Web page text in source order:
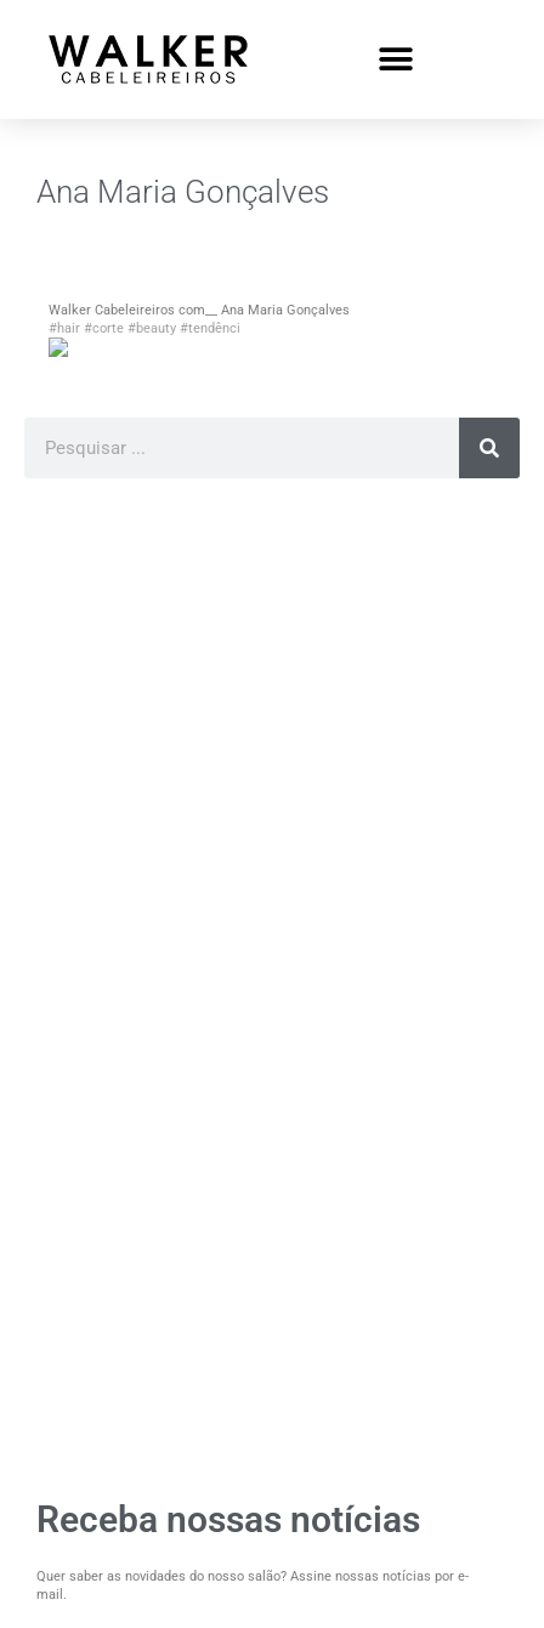
Ana Maria Gonçalves
Walker Cabeleireiros com__ Ana Maria Gonçalves
#hair #corte #beauty #tendênci
Receba nossas notícias
Quer saber as novidades do nosso salão? Assine nossas notícias por e-
mail.